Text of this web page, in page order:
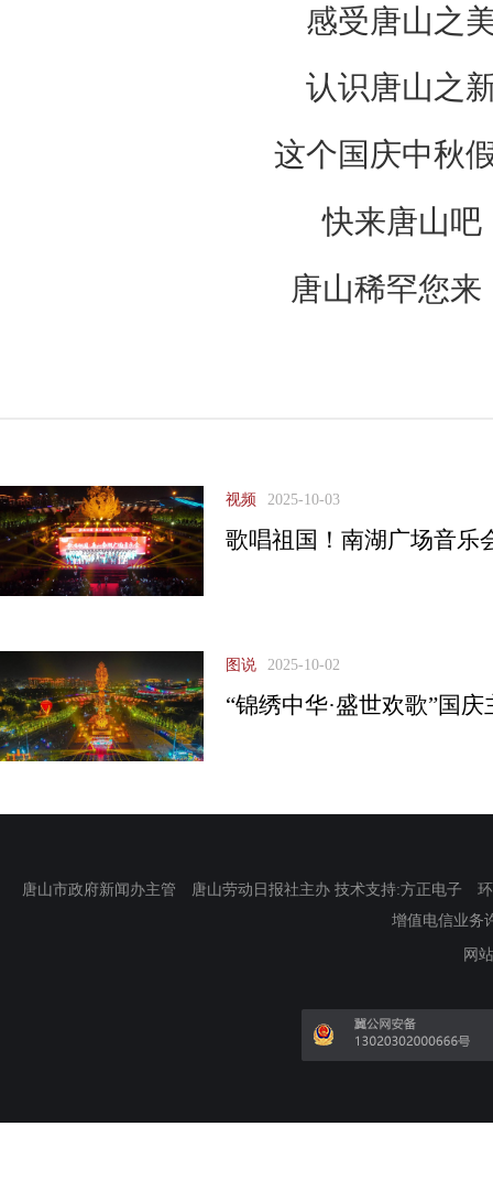
感受唐山之
认识唐山之
这个国庆中秋
快来唐山吧
唐山稀罕您来
视频 2025-10-03
歌唱祖国！南湖广场音乐
图说 2025-10-02
“锦绣中华·盛世欢歌”国
唐山市政府新闻办主管 唐山劳动日报社主办 技术支持:方正电子
增值电信业务
网